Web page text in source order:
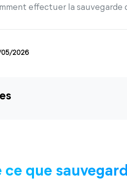
effectuer la sauvegarde
05/2026
que